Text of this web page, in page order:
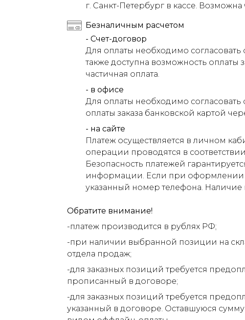
г. Санкт-Петербург в кассе. Возможна
Безналичным расчетом
- Счет-договор
Для оплаты необходимо
также доступна возможность
частичная оплата.
- в офисе
Для оплаты необходимо
оплаты заказа банковской картой
- на сайте
Платеж осуществляется в личном
операции проводятся в
Безопасность платежей
информации. Если при оформлении
указанный номер телефона.
Обратите внимание!
-платеж производится в рублях РФ;
-при наличии выбранной позиции на
отдела продаж;
-для заказных позиций требуется
прописанный в договоре;
-для заказных позиций требуется
указанный в договоре. Оставшуюся